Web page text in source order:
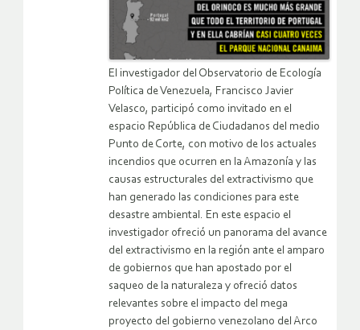
El investigador del Observatorio de Ecología
Política de Venezuela, Francisco Javier
Velasco, participó como invitado en el
espacio República de Ciudadanos del medio
Punto de Corte, con motivo de los actuales
incendios que ocurren en la Amazonía y las
causas estructurales del extractivismo que
han generado las condiciones para este
desastre ambiental. En este espacio el
investigador ofreció un panorama del avance
del extractivismo en la región ante el amparo
de gobiernos que han apostado por el
saqueo de la naturaleza y ofreció datos
relevantes sobre el impacto del mega
proyecto del gobierno venezolano del Arco